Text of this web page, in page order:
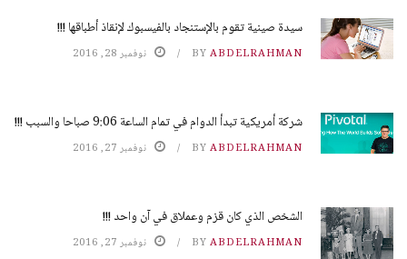
سيدة صينية تقوم بالإستنجاد بالفيسبوك لإنقاذ أطباقها !!!
BY ABDELRAHMAN نوفمبر 28, 2016
شركة أمريكية تبدأ الدوام في تمام الساعة 9:06 صباحا والسبب !!!
BY ABDELRAHMAN نوفمبر 27, 2016
الشخص الذي كان قزم وعملاق في آن واحد !!!
BY ABDELRAHMAN نوفمبر 27, 2016